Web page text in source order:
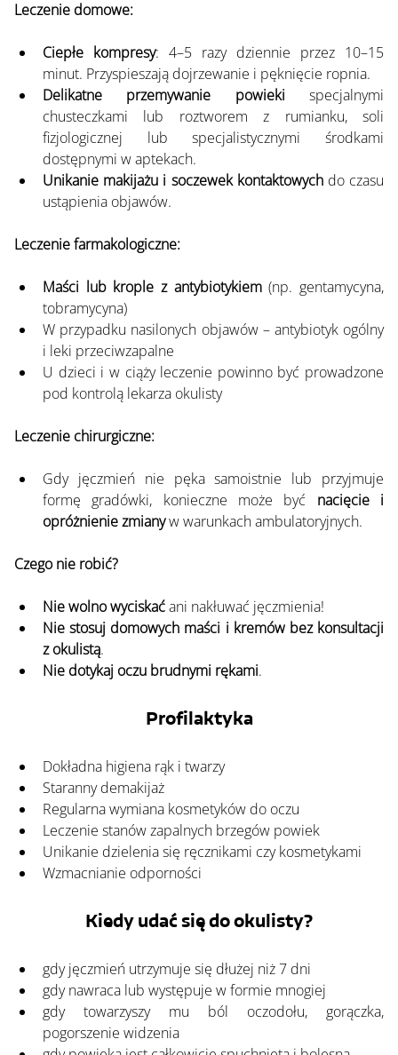
Leczenie domowe:
Ciepłe kompresy: 4–5 razy dziennie przez 10–15
minut. Przyspieszają dojrzewanie i pęknięcie ropnia.
Delikatne przemywanie powieki specjalnymi
chusteczkami lub roztworem z rumianku, soli
fizjologicznej lub specjalistycznymi środkami
dostępnymi w aptekach.
Unikanie makijażu i soczewek kontaktowych do czasu
ustąpienia objawów.
Leczenie farmakologiczne:
Maści lub krople z antybiotykiem (np. gentamycyna,
tobramycyna)
W przypadku nasilonych objawów – antybiotyk ogólny
i leki przeciwzapalne
U dzieci i w ciąży leczenie powinno być prowadzone
pod kontrolą lekarza okulisty
Leczenie chirurgiczne:
Gdy jęczmień nie pęka samoistnie lub przyjmuje
formę gradówki, konieczne może być nacięcie i
opróżnienie zmiany w warunkach ambulatoryjnych.
Czego nie robić?
Nie wolno wyciskać ani nakłuwać jęczmienia!
Nie stosuj domowych maści i kremów bez konsultacji
z okulistą.
Nie dotykaj oczu brudnymi rękami.
Profilaktyka
Dokładna higiena rąk i twarzy
Staranny demakijaż
Regularna wymiana kosmetyków do oczu
Leczenie stanów zapalnych brzegów powiek
Unikanie dzielenia się ręcznikami czy kosmetykami
Wzmacnianie odporności
Kiedy udać się do okulisty?
gdy jęczmień utrzymuje się dłużej niż 7 dni
gdy nawraca lub występuje w formie mnogiej
gdy towarzyszy mu ból oczodołu, gorączka,
pogorszenie widzenia